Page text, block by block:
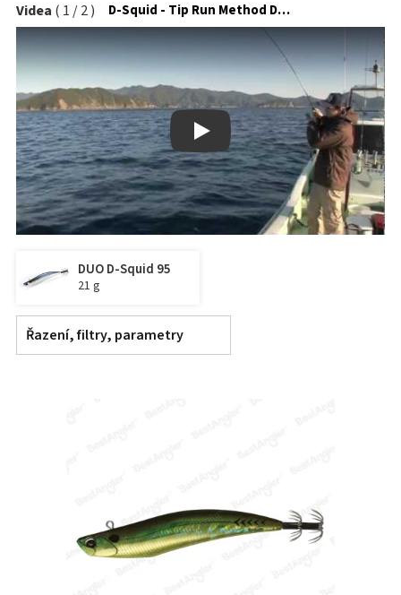
Videa ( 1 /2) D-Squid - Tip Run Method Demonstration
Play
DUO D-Squid 95
21 g
Řazení, filtry, parametry